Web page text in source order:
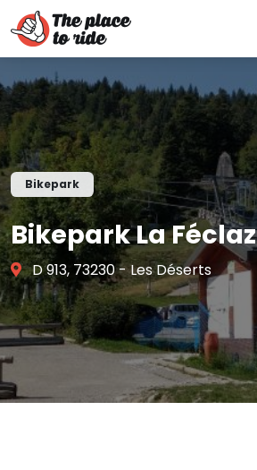
Bikepark
Bikepark La Féclaz
D 913, 73230 - Les Déserts